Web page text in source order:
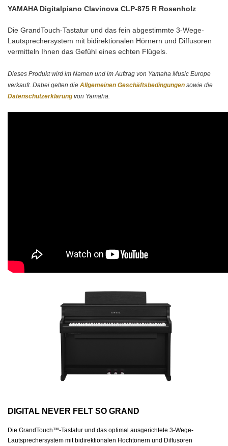
YAMAHA Digitalpiano Clavinova CLP-875 R Rosenholz
Die GrandTouch-Tastatur und das fein abgestimmte 3-Wege-
Lautsprechersystem mit bidirektionalen Hörnern und Diffusoren
vermitteln Ihnen das Gefühl eines echten Flügels.
Dieses Produkt wird im Namen und im Auftrag von Yamaha Music Europe
verkauft. Dabei gelten die Allgemeinen Geschäftsbedingungen sowie die
Datenschutzerklärung von Yamaha.
DIGITAL NEVER FELT SO GRAND
Die GrandTouch™-Tastatur und das optimal ausgerichtete 3-Wege-
Lautsprechersystem mit bidirektionalen Hochtönern und Diffusoren